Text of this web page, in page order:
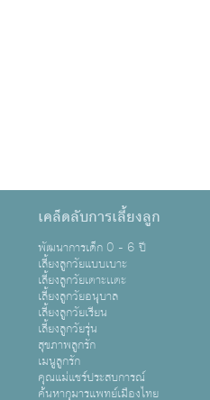
เคล็ดลับการเลี้ยงลูก
พัฒนาการเด็ก 0 - 6 ปี
เลี้ยงลูกวัยแบบเบาะ
เลี้ยงลูกวัยเตาะเเตะ
เลี้ยงลูกวัยอนุบาล
เลี้ยงลูกวัยเรียน
เลี้ยงลูกวัยรุ่น
สุขภาพลูกรัก
เมนูลูกรัก
คุณแม่แชร์ประสบการณ์
ค้นหากุมารแพทย์เมืองไทย